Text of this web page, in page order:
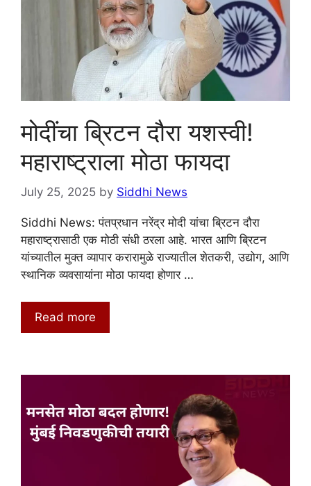
मोदींचा ब्रिटन दौरा यशस्वी!
महाराष्ट्राला मोठा फायदा
July 25, 2025 by Siddhi News
Siddhi News: पंतप्रधान नरेंद्र मोदी यांचा ब्रिटन दौरा
महाराष्ट्रासाठी एक मोठी संधी ठरला आहे. भारत आणि ब्रिटन
यांच्यातील मुक्त व्यापार करारामुळे राज्यातील शेतकरी, उद्योग, आणि
स्थानिक व्यवसायांना मोठा फायदा होणार …
Read more